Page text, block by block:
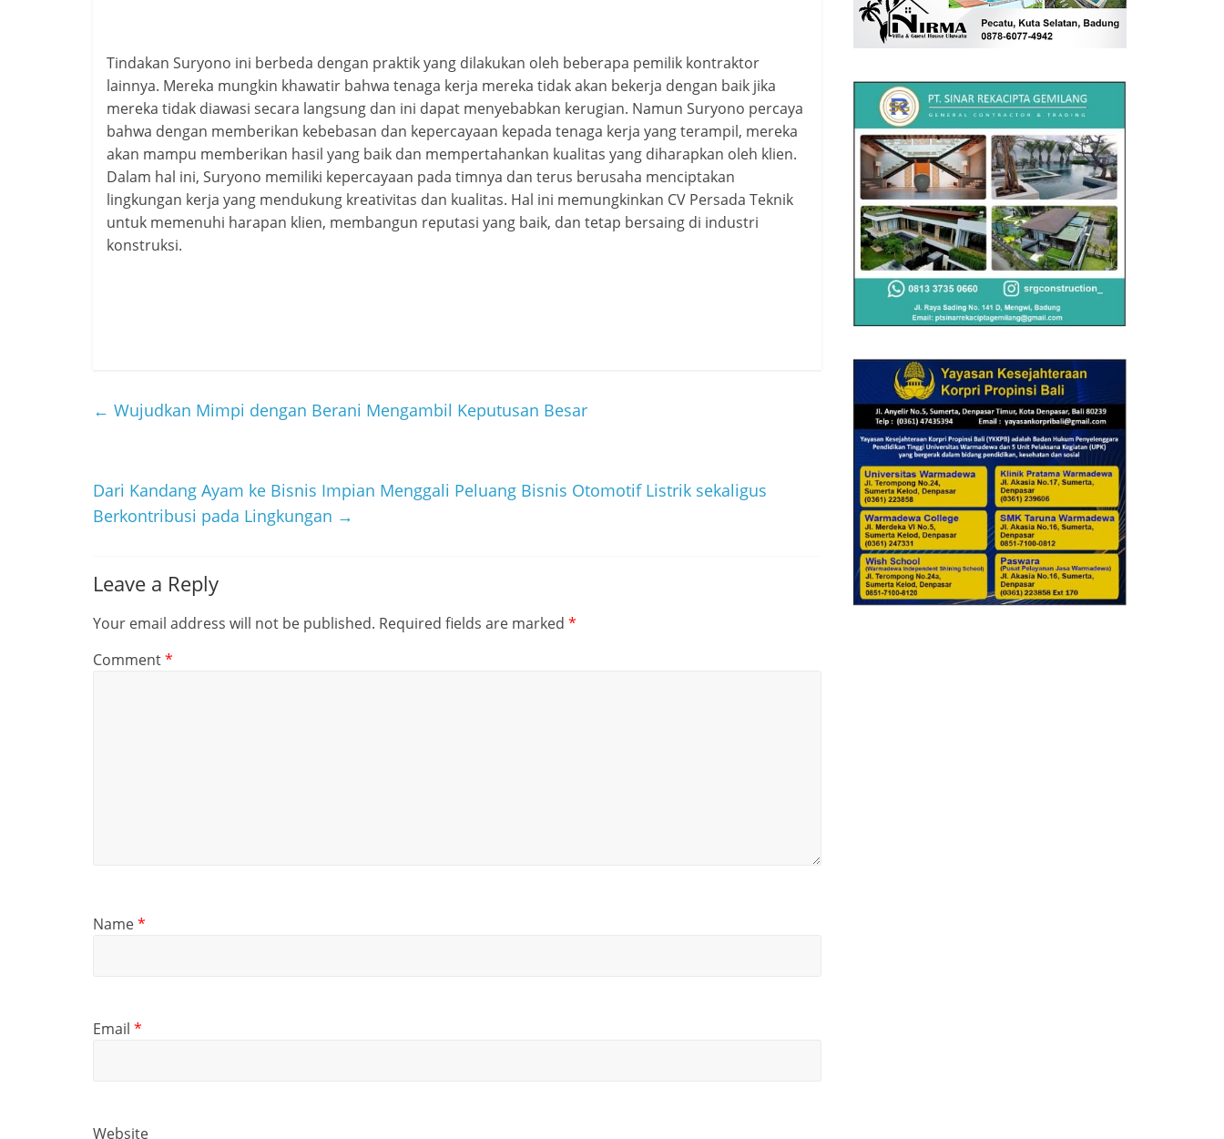
Tindakan Suryono ini berbeda dengan praktik yang dilakukan oleh beberapa pemilik kontraktor
lainnya. Mereka mungkin khawatir bahwa tenaga kerja mereka tidak akan bekerja dengan baik jika
mereka tidak diawasi secara langsung dan ini dapat menyebabkan kerugian. Namun Suryono percaya
bahwa dengan memberikan kebebasan dan kepercayaan kepada tenaga kerja yang terampil, mereka
akan mampu memberikan hasil yang baik dan mempertahankan kualitas yang diharapkan oleh klien.
Dalam hal ini, Suryono memiliki kepercayaan pada timnya dan terus berusaha menciptakan
lingkungan kerja yang mendukung kreativitas dan kualitas. Hal ini memungkinkan CV Persada Teknik
untuk memenuhi harapan klien, membangun reputasi yang baik, dan tetap bersaing di industri
konstruksi.
← Wujudkan Mimpi dengan Berani Mengambil Keputusan Besar
Dari Kandang Ayam ke Bisnis Impian Menggali Peluang Bisnis Otomotif Listrik sekaligus
Berkontribusi pada Lingkungan →
Leave a Reply
Your email address will not be published. Required fields are marked *
Comment*
Name*
Email *
Website